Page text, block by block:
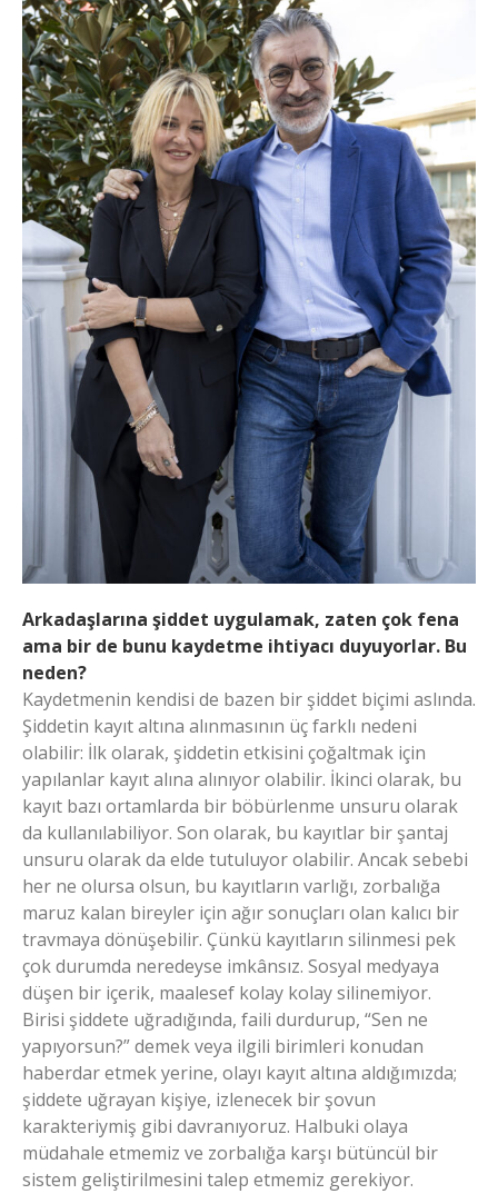
Arkadaşlarına şiddet uygulamak, zaten çok fena
ama bir de bunu kaydetme ihtiyacı duyuyorlar. Bu
neden?
Kaydetmenin kendisi de bazen bir şiddet biçimi aslında.
Şiddetin kayıt altına alınmasının üç farklı nedeni
olabilir: İlk olarak, şiddetin etkisini çoğaltmak için
yapılanlar kayıt alına alınıyor olabilir. İkinci olarak, bu
kayıt bazı ortamlarda bir böbürlenme unsuru olarak
da kullanılabiliyor. Son olarak, bu kayıtlar bir şantaj
unsuru olarak da elde tutuluyor olabilir. Ancak sebebi
her ne olursa olsun, bu kayıtların varlığı, zorbalığa
maruz kalan bireyler için ağır sonuçları olan kalıcı bir
travmaya dönüşebilir. Çünkü kayıtların silinmesi pek
çok durumda neredeyse imkânsız. Sosyal medyaya
düşen bir içerik, maalesef kolay kolay silinemiyor.
Birisi şiddete uğradığında, faili durdurup, “Sen ne
yapıyorsun?” demek veya ilgili birimleri konudan
haberdar etmek yerine, olayı kayıt altına aldığımızda;
şiddete uğrayan kişiye, izlenecek bir şovun
karakteriymiş gibi davranıyoruz. Halbuki olaya
müdahale etmemiz ve zorbalığa karşı bütüncül bir
sistem geliştirilmesini talep etmemiz gerekiyor.